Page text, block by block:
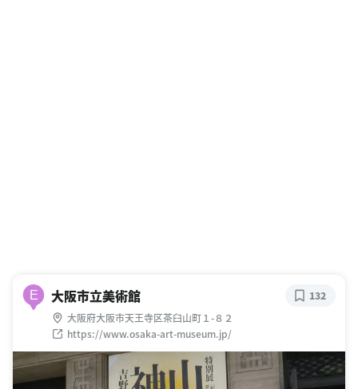
E 大阪市立美術館
大阪府大阪市天王寺区茶臼山町１-８２
https://www.osaka-art-museum.jp/
132